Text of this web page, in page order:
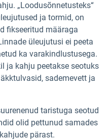
„Loodusõnnetusteks“
ja tormid, on
fikseeritud määraga
üleujutusi ei peeta
ka varakindlustusega.
ja kahju peetakse seotuks
sademevett ja
taristuga seotud
olid pettunud samades
pärast.